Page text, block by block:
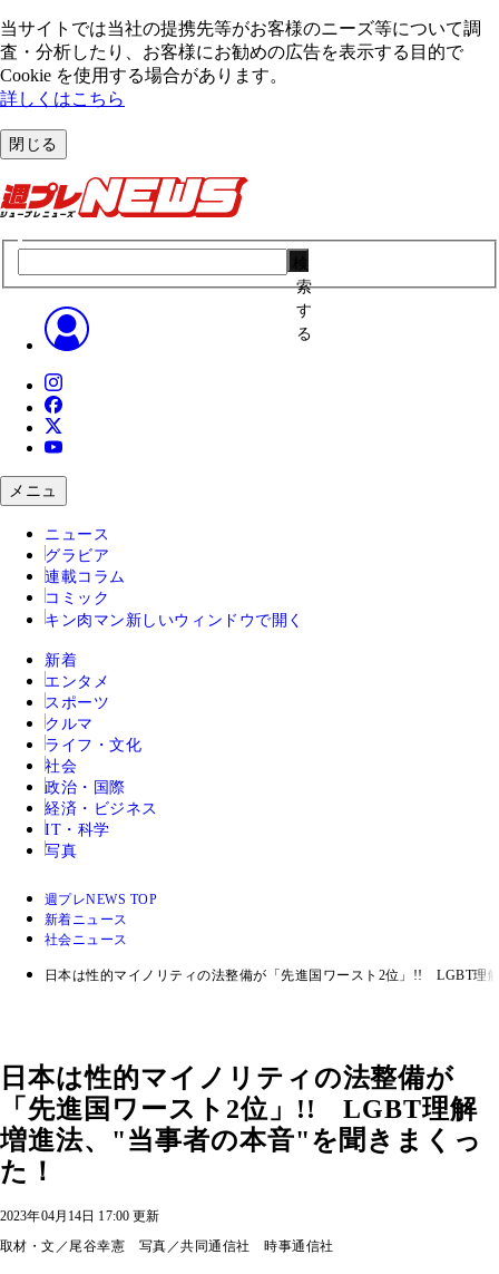
当サイトでは当社の提携先等がお客様のニーズ等について調
査・分析したり、お客様にお勧めの広告を表⽰する⽬的で
Cookie を使⽤する場合があります。
詳しくはこちら
閉じる
索
す
る
メニュ
ニュース
グラビア
連載コラム
コミック
キン肉マン 新しいウィンドウで開く
新着
エンタメ
スポーツ
クルマ
ライフ・文化
社会
政治・国際
経済・ビジネス
IT・科学
写真
週プレNEWS TOP
新着ニュース
社会ニュース
日本は性的マイノリティの法整備が「先進国ワースト2位」!! LGBT理
日本は性的マイノリティの法整備が
「先進国ワースト2位」!! LGBT理解
増進法、"当事者の本音"を聞きまくっ
た！
2023年04月14日 17:00 更新
取材・文／尾谷幸憲 写真／共同通信社 時事通信社